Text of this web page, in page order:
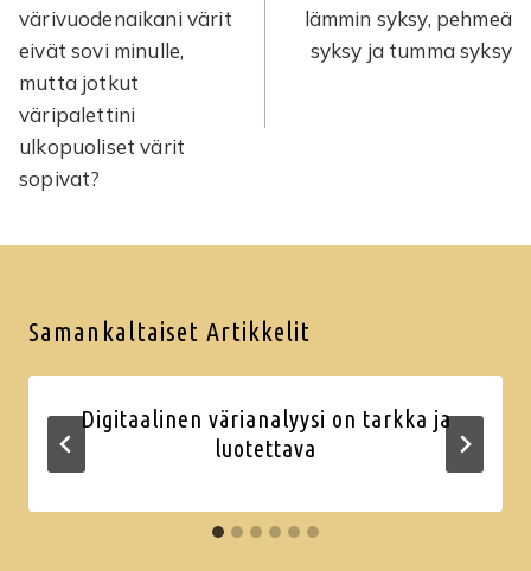
värivuodenaikani värit
eivät sovi minulle,
mutta jotkut
väripalettini
ulkopuoliset värit
sopivat?
lämmin syksy, pehmeä
syksy ja tumma syksy
Samankaltaiset Artikkelit
Digitaalinen värianalyysi on tarkka ja
luotettava